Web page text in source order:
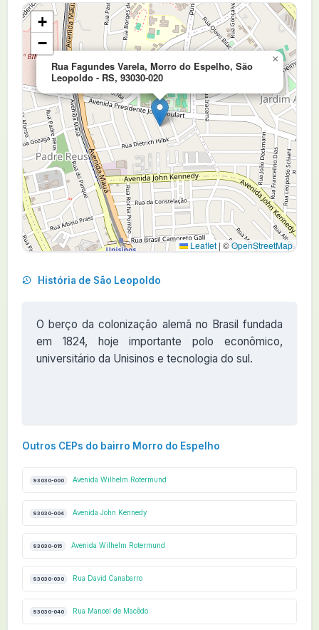
Rua Fagundes Varela, Morro do Espelho, São
Leopoldo - RS, 93030-020
×
+
−
Leaflet | ©OpenStreetMap
História de São Leopoldo
O berço da colonização alemã no Brasil fundada
em 1824, hoje importante polo econômico,
universitário da Unisinos e tecnologia do sul.
Outros CEPs do bairro Morro do Espelho
93030-000 Avenida Wilhelm Rotermund
93030-004 Avenida John Kennedy
93030-015 Avenida Wilhelm Rotermund
93030-030 Rua David Canabarro
93030-040 Rua Manoel de Macêdo